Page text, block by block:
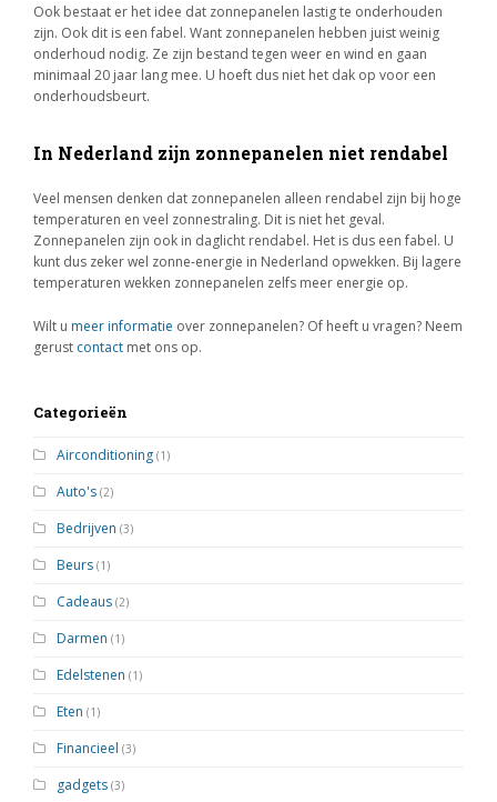
Ook bestaat er het idee dat zonnepanelen lastig te onderhouden
zijn. Ook dit is een fabel. Want zonnepanelen hebben juist weinig
onderhoud nodig. Ze zijn bestand tegen weer en wind en gaan
minimaal 20 jaar lang mee. U hoeft dus niet het dak op voor een
onderhoudsbeurt.
In Nederland zijn zonnepanelen niet rendabel
Veel mensen denken dat zonnepanelen alleen rendabel zijn bij hoge
temperaturen en veel zonnestraling. Dit is niet het geval.
Zonnepanelen zijn ook in daglicht rendabel. Het is dus een fabel. U
kunt dus zeker wel zonne-energie in Nederland opwekken. Bij lagere
temperaturen wekken zonnepanelen zelfs meer energie op.
Wilt u meer informatie over zonnepanelen? Of heeft u vragen? Neem
gerust contact met ons op.
Categorieën
Airconditioning (1)
Auto's (2)
Bedrijven (3)
Beurs (1)
Cadeaus (2)
Darmen (1)
Edelstenen (1)
Eten (1)
Financieel (3)
gadgets (3)